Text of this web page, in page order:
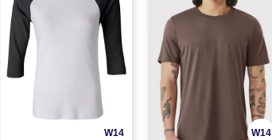
W14 W14